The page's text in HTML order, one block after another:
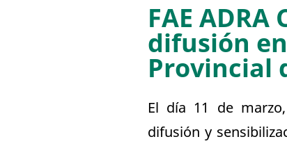
FAE
difusión
Provincial
El día 11 de
difusión y